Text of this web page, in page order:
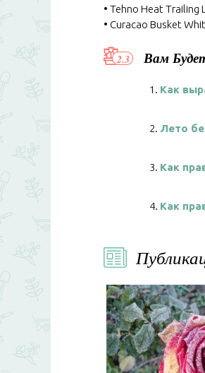
• Tehno Heat Trailing
• Curacao Busket
Вам
Как
Лето
Как
Как